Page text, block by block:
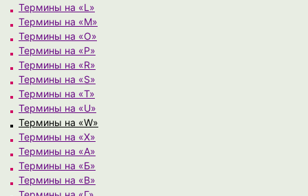
Термины на «L»
Термины на «M»
Термины на «O»
Термины на «P»
Термины на «R»
Термины на «S»
Термины на «T»
Термины на «U»
Термины на «W»
Термины на «X»
Термины на «А»
Термины на «Б»
Термины на «В»